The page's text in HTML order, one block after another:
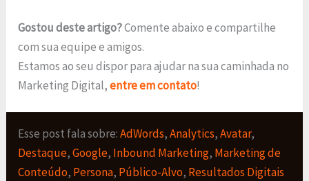
Gostou deste artigo?Comente abaixo e compartilhe
com sua equipe e amigos.
Estamos ao seu dispor para ajudar na sua caminhada no
Marketing Digital,entre em contato!
Esse post fala sobre:AdWords,Analytics,Avatar,
Destaque,Google, Inbound Marketing, Marketing de
Conteúdo, Persona, Público-Alvo, Resultados Digitais